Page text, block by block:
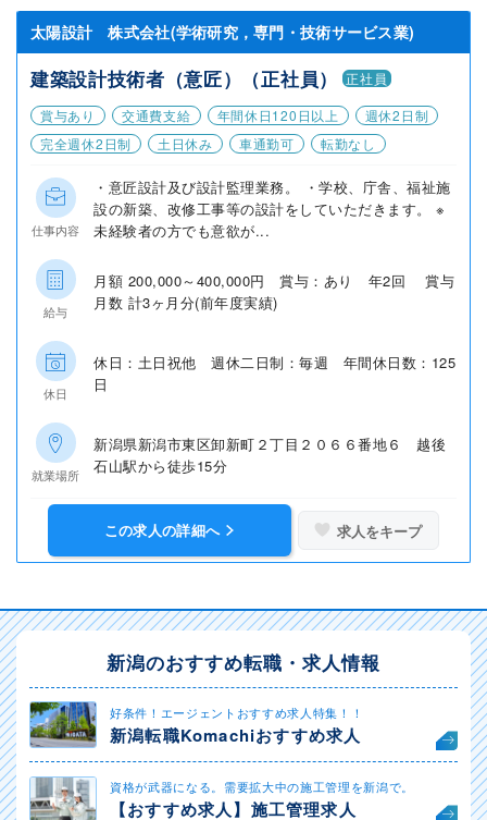
太陽設計 株式会社(学術研究，専門・技術サービス業)
建築設計技術者（意匠）（正社員）
正社員
賞与あり
交通費支給 年間休日120日以上
週休2日制
完全週休2日制
土日休み 車通勤可 転勤なし
仕事内容
・意匠設計及び設計監理業務。 ・学校、庁舎、福祉施
設の新築、改修工事等の設計をしていただきます。 ※
未経験者の方でも意欲が...
給与
月額 200,000～400,000円 賞与：あり 年2回 賞与
月数 計3ヶ月分(前年度実績)
休日
休日：土日祝他 週休二日制：毎週 年間休日数：125
日
就業場所
新潟県新潟市東区卸新町２丁目２０６６番地６ 越後
石山駅から徒歩15分
この求人の詳細へ 求人をキープ
新潟のおすすめ転職・求人情報
好条件！エージェントおすすめ求人特集！！
新潟転職Komachiおすすめ求人
資格が武器になる。需要拡大中の施工管理を新潟で。
【おすすめ求人】施工管理求人